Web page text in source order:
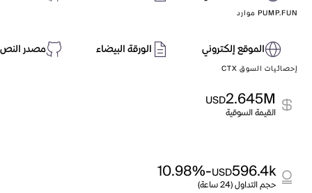
PUMP.FUN موارد
الموقع إلكتروني الورقة البيضاء مصدر النص
إحصائيات السوق CTX
2.645M
USD
القيمة السوقية
596.4k
USD
-10.98%
حجم التداول (24 ساعة)